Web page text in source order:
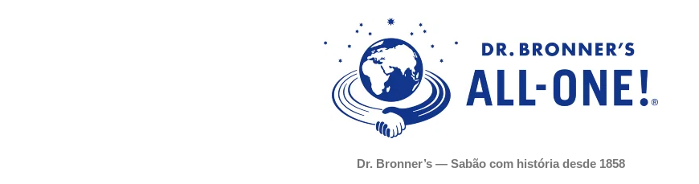
Dr. Bronner’s — Sabão com história desde 1858